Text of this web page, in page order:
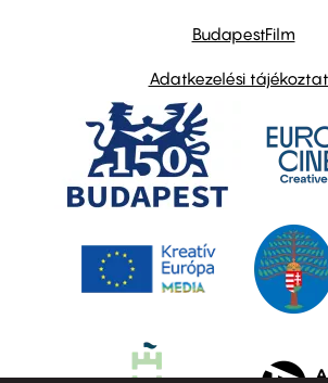
BudapestFilm
Adatkezelési